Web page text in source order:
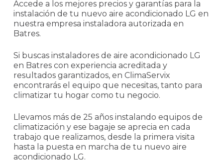
Accede a los mejores precios y garantías para la
instalación de tu nuevo aire acondicionado LG en
nuestra empresa instaladora autorizada en
Batres.
Si buscas instaladores de aire acondicionado LG
en Batres con experiencia acreditada y
resultados garantizados, en ClimaServix
encontrarás el equipo que necesitas, tanto para
climatizar tu hogar como tu negocio.
Llevamos más de 25 años instalando equipos de
climatización y ese bagaje se aprecia en cada
trabajo que realizamos, desde la primera visita
hasta la puesta en marcha de tu nuevo aire
acondicionado LG.